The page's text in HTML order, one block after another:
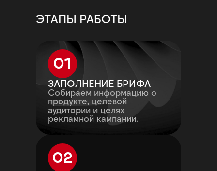
01
ЗАПОЛНЕНИЕ БРИФА
Собираем информацию о
продукте, целевой
аудитории и целях
рекламной кампании.
02
ЭТАПЫ РАБОТЫ